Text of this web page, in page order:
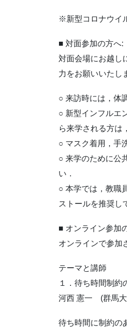
※新型コロナウイ
■ 対面参加の方へ:
対面会場にお越し
力をお願いいたし
○ 来訪時には，体
○ 新型インフルエ
ら来学される方は
○ マスク着用，手
○ 来学のために公
い．
○ 本学では，教職
ストールを推奨し
■ オンライン参加
オンラインで参加
テーマと講師
１．待ち時間制約
河西 憲一 (群馬
待ち時間に制約の